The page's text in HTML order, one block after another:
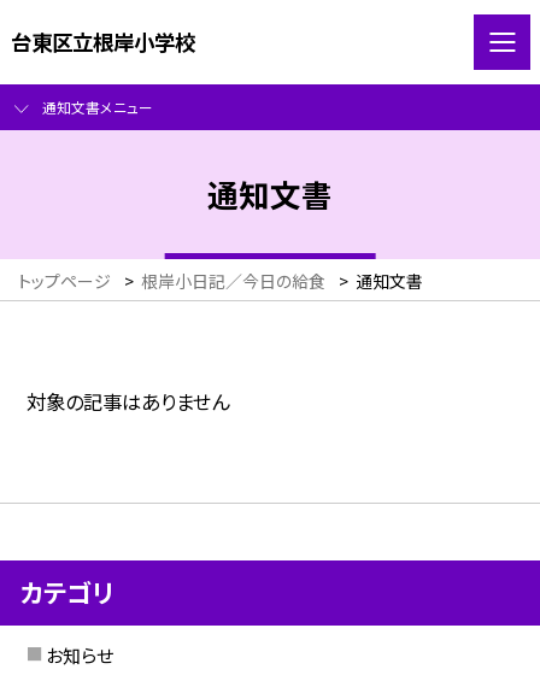
台東区立根岸小学校
通知文書メニュー
通知文書
トップページ > 根岸小日記／今日の給食 > 通知文書
対象の記事はありません
カテゴリ
お知らせ